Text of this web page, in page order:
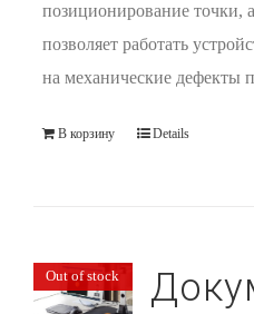
позиционирование точки,
позволяет работать
на механические дефекты
В корзину Details
Out of stock